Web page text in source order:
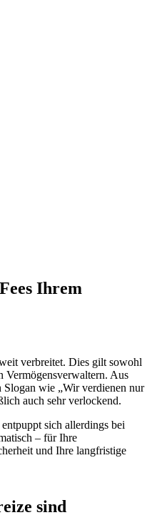
Ihrem
verbreitet. Dies gilt sowohl
Vermögensverwaltern. Aus
wie „Wir verdienen nur
auch sehr verlockend.
sich allerdings bei
– für Ihre
und Ihre langfristige
sind